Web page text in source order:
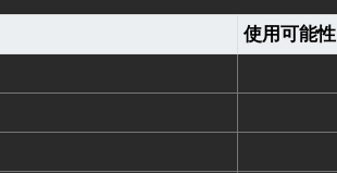
使用可能性